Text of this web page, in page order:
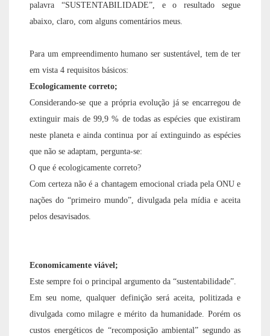
palavra “SUSTENTABILIDADE”, e o resultado segue
abaixo, claro, com alguns comentários meus.
Para um empreendimento humano ser sustentável, tem de ter
em vista 4 requisitos básicos:
Ecologicamente correto;
Considerando-se que a própria evolução já se encarregou de
extinguir mais de 99,9 % de todas as espécies que existiram
neste planeta e ainda continua por aí extinguindo as espécies
que não se adaptam, pergunta-se:
O que é ecologicamente correto?
Com certeza não é a chantagem emocional criada pela ONU e
nações do “primeiro mundo”, divulgada pela mídia e aceita
pelos desavisados.
Economicamente viável;
Este sempre foi o principal argumento da “sustentabilidade”.
Em seu nome, qualquer definição será aceita, politizada e
divulgada como milagre e mérito da humanidade. Porém os
custos energéticos de “recomposição ambiental” segundo as